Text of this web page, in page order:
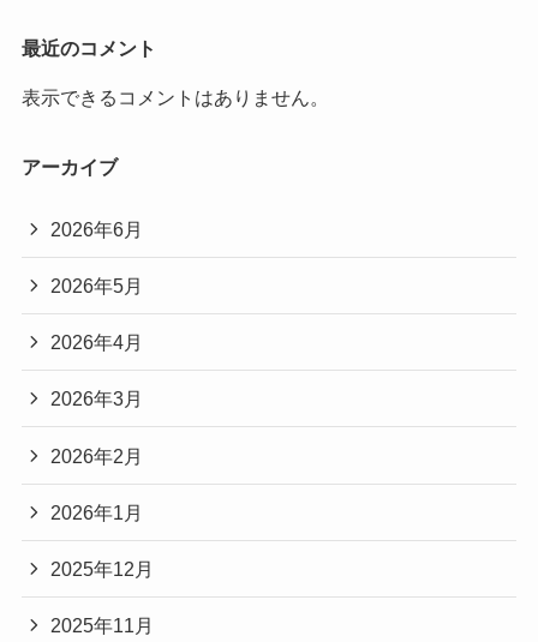
最近のコメント
表示できるコメントはありません。
アーカイブ
2026年6月
2026年5月
2026年4月
2026年3月
2026年2月
2026年1月
2025年12月
2025年11月